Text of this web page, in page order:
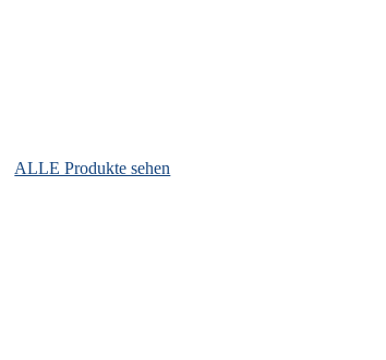
ALLE Produkte sehen